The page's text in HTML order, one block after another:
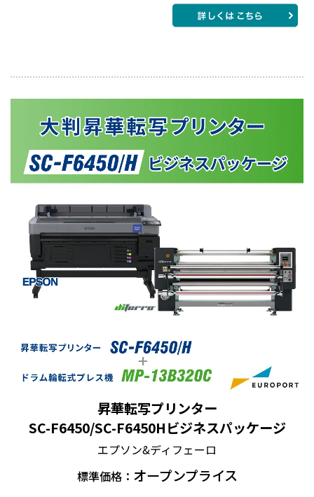
昇華転写プリンター
SC-F6450/SC-F6450Hビジネスパッケージ
エプソン&ディフェーロ
標準価格： オープンプライス